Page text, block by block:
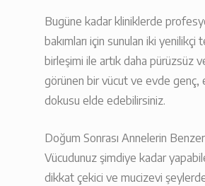
Bugüne kadar kliniklerde
bakımları için sunulan iki yenilikçi
birleşimi ile artık daha pürüzsüz
görünen bir vücut ve evde genç,
dokusu elde edebilirsiniz.
Doğum Sonrası Annelerin
Vücudunuz şimdiye kadar
dikkat çekici ve mucizevi